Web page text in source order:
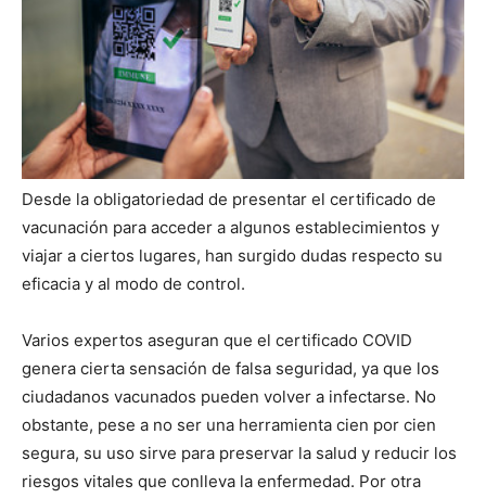
Desde la obligatoriedad de presentar el certificado de
vacunación para acceder a algunos establecimientos y
viajar a ciertos lugares, han surgido dudas respecto su
eficacia y al modo de control.
Varios expertos aseguran que el certificado COVID
genera cierta sensación de falsa seguridad, ya que los
ciudadanos vacunados pueden volver a infectarse. No
obstante, pese a no ser una herramienta cien por cien
segura, su uso sirve para preservar la salud y reducir los
riesgos vitales que conlleva la enfermedad. Por otra